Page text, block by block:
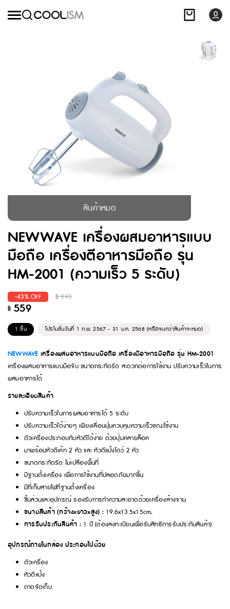
สินค้าหมด
NEWWAVE เครื่องผสมอาหารแบบ
มือถือ เครื่องตีอาหารมือถือ รุ่น
HM-2001 (ความเร็ว 5 ระดับ)
-43% OFF ฿990
฿ 559
1 ชิ้น โปรโมชั่นวันที่ 1 ก.พ. 2567 - 31 ม.ค. 2568 (หรือจนกว่าสินค้าจะหมด)
NEWWAVE เครื่องผสมอาหารแบบมือถือ เครื่องตีอาหารมือถือ รุ่น HM-2001
เครื่องผสมอาหารแบบมือจับ ขนาดกระทัดรัด สะดวกต่อการใช้งาน ปรับความเร็วในการ
ผสมอาหารได้
รายละเอียดสินค้า
ปรับความเร็วในการผสมอาหารได้ 5 ระดับ
ปรับความเร็วได้ง่ายๆ เพียงเลื่อนปุ่มควบคุมความเร็วขณะใช้งาน
ตัวเครื่องประกอบกับหัวตีได้ง่าย ด้วยปุ่มคลายล็อค
มาพร้อมหัวตีเค้ก 2 หัว และ หัวตีแป้งโดว์ 2 หัว
ขนาดกระทัดรัด ไม่เปลืองพื้นที่
มีฐานตั้งเครื่อง เพื่อการใช้งานที่ปลอดภัยมากขึ้น
มีที่เก็บสายไฟที่ฐานตั้งเครื่อง
ชิ้นส่วนและอุปกรณ์ รองรับการทำความสะอาดด้วยเครื่องล้างจาน
ขนาดสินค้า (กว้างxยาวxสูง) :19.6x13.5x15cm.
การรับประกันสินค้า : 1 ปี (ต้องลงทะเบียนเพื่อรับสิทธิการรับประกันสินค้า)
อุปกรณ์ภายในกล่อง ประกอบไปด้วย
ตัวเครื่อง
หัวตีแป้ง
ถาดจัดเก็บ